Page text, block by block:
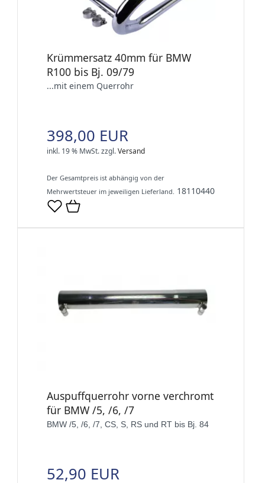
Krümmersatz 40mm für BMW
R100 bis Bj. 09/79
...mit einem Querrohr
398,00 EUR
inkl. 19 % MwSt.zzgl.Versand
Der Gesamtpreis ist abhängig von der
Mehrwertsteuer im jeweiligen Lieferland. 18110440
Auspuffquerrohr vorne verchromt
für BMW /5, /6, /7
BMW /5, /6, /7, CS, S, RS und RT bis Bj. 84
52,90 EUR